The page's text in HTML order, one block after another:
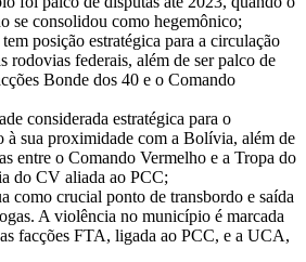
se consolidou como hegemônico;
tem posição estratégica para a circulação
rodovias federais, além de ser palco de
Bonde dos 40 e o Comando
considerada estratégica para o
à sua proximidade com a Bolívia, além de
entre o Comando Vermelho e a Tropa do
do CV aliada ao PCC;
como crucial ponto de transbordo e saída
A violência no município é marcada
facções FTA, ligada ao PCC, e a UCA,